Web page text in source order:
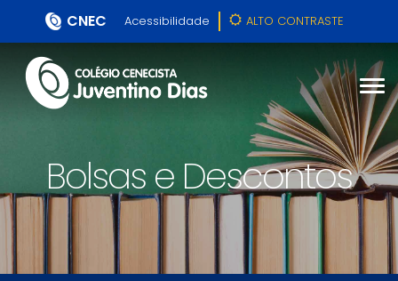
CNEC Acessibilidade ALTO CONTRASTE
Bolsas e Descontos